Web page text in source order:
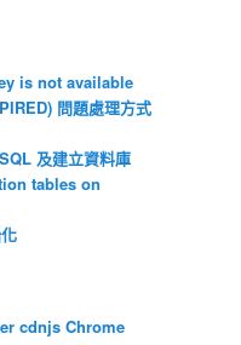
is not available
問題處理方式
及建立資料庫
tables on
cdnjs Chrome